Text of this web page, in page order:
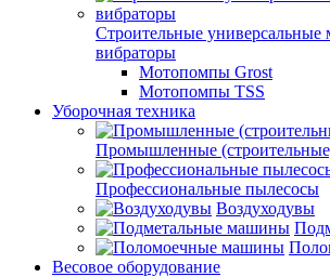
Строительные
вибраторы
Мотопомпы Grost
Мотопомпы TSS
Уборочная техника
Промышленные
Профессиональные пылесосы
Воздуходувы
Весовое оборудование